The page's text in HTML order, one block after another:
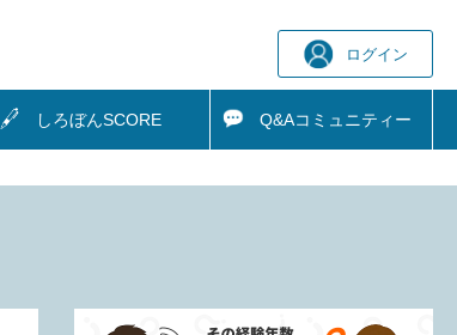
ログイン
しろぼんSCORE Q&Aコミュニティー